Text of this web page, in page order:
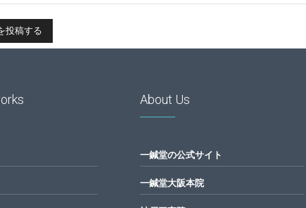
About Us
一鍼堂の公式サイト
一鍼堂大阪本院